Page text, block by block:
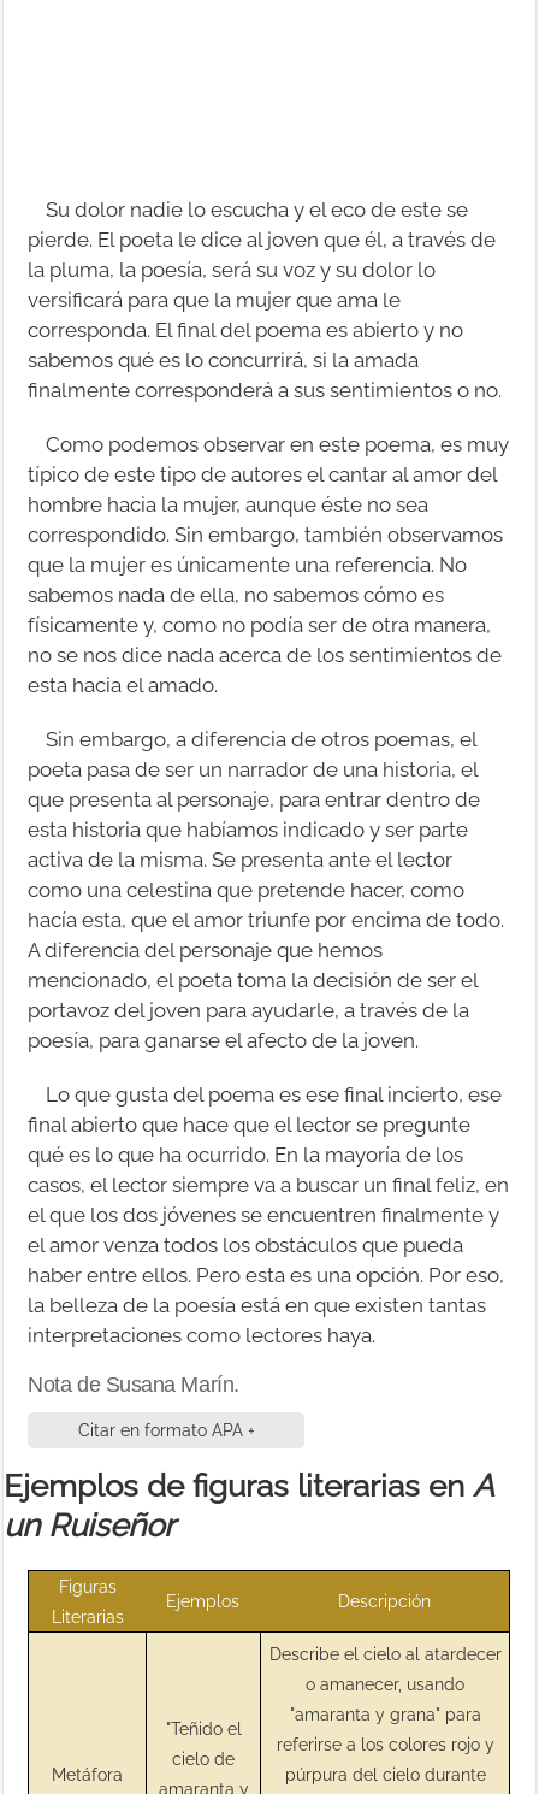
Su dolor nadie lo escucha y el eco de este se
pierde. El poeta le dice al joven que él, a través de
la pluma, la poesía, será su voz y su dolor lo
versificará para que la mujer que ama le
corresponda. El final del poema es abierto y no
sabemos qué es lo concurrirá, si la amada
finalmente corresponderá a sus sentimientos o no.
Como podemos observar en este poema, es muy
típico de este tipo de autores el cantar al amor del
hombre hacia la mujer, aunque éste no sea
correspondido. Sin embargo, también observamos
que la mujer es únicamente una referencia. No
sabemos nada de ella, no sabemos cómo es
físicamente y, como no podía ser de otra manera,
no se nos dice nada acerca de los sentimientos de
esta hacia el amado.
Sin embargo, a diferencia de otros poemas, el
poeta pasa de ser un narrador de una historia, el
que presenta al personaje, para entrar dentro de
esta historia que habíamos indicado y ser parte
activa de la misma. Se presenta ante el lector
como una celestina que pretende hacer, como
hacía esta, que el amor triunfe por encima de todo.
A diferencia del personaje que hemos
mencionado, el poeta toma la decisión de ser el
portavoz del joven para ayudarle, a través de la
poesía, para ganarse el afecto de la joven.
Lo que gusta del poema es ese final incierto, ese
final abierto que hace que el lector se pregunte
qué es lo que ha ocurrido. En la mayoría de los
casos, el lector siempre va a buscar un final feliz, en
el que los dos jóvenes se encuentren finalmente y
el amor venza todos los obstáculos que pueda
haber entre ellos. Pero esta es una opción. Por eso,
la belleza de la poesía está en que existen tantas
interpretaciones como lectores haya.
Nota de Susana Marín.
Citar en formato APA +
Ejemplos de figuras literarias enA
un Ruiseñor
Figuras
Literarias
Ejemplos Descripción
Metáfora
"Teñido el
cielo de
amaranta y
Describe el cielo al atardecer
o amanecer, usando
"amaranta y grana" para
referirse a los colores rojo y
púrpura del cielo durante